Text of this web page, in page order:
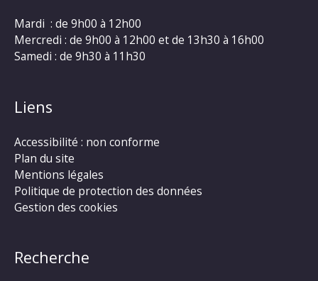
Mardi : de 9h00 à 12h00
Mercredi : de 9h00 à 12h00 et de 13h30 à 16h00
Samedi : de 9h30 à 11h30
Liens
Accessibilité : non conforme
Plan du site
Mentions légales
Politique de protection des données
Gestion des cookies
Recherche